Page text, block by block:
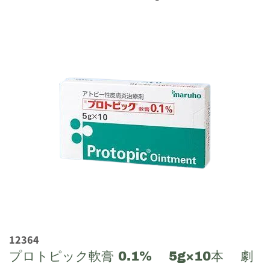
12364
プロトピック軟膏 0.1% 5g×10本 劇